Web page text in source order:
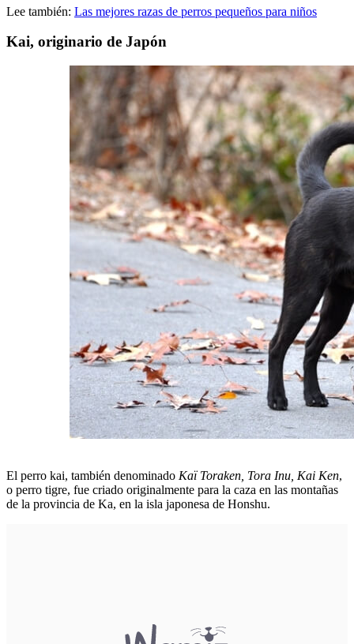
Lee también: Las mejores razas de perros pequeños para niños
Kai, originario de Japón
El perro kai, también denominado Kaï Toraken, Tora Inu, Kai Ken,
o perro tigre, fue criado originalmente para la caza en las montañas
de la provincia de Ka, en la isla japonesa de Honshu.